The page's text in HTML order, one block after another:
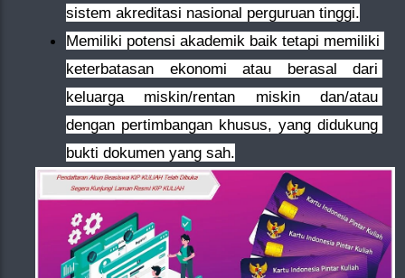
sistem akreditasi nasional perguruan tinggi.
Memiliki potensi akademik baik tetapi memiliki
keterbatasan ekonomi atau berasal dari
keluarga miskin/rentan miskin dan/atau
dengan pertimbangan khusus, yang didukung
bukti dokumen yang sah.